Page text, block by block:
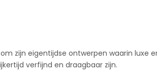
zijn eigentijdse ontwerpen waarin luxe
verfijnd en draagbaar zijn.